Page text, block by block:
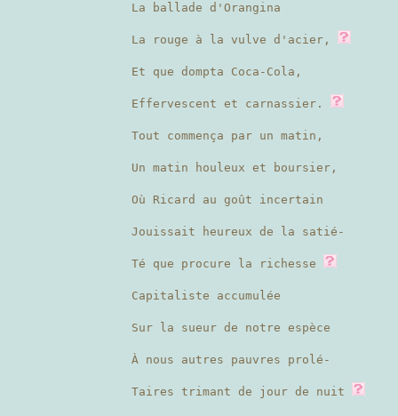
La ballade d'Orangina
La rouge à la vulve d'acier,
Et que dompta Coca-Cola,
Effervescent et carnassier.
Tout commença par un matin,
Un matin houleux et boursier,
Où Ricard au goût incertain
Jouissait heureux de la satié-
Té que procure la richesse
Capitaliste accumulée
Sur la sueur de notre espèce
À nous autres pauvres prolé-
Taires trimant de jour de nuit